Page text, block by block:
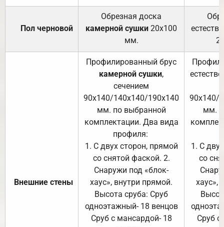
Пол черновой
Обрезная доска
камерной сушки 20х100
мм.
Внешние стены
Профилированный брус
камерной сушки,
сечением
90х140/140х140/190х140
мм. по выбранной
комплектации. Два вида
профиля:
1. С двух сторон, прямой
со снятой фаской. 2.
Снаружи под «блок-
хаус», внутри прямой.
Высота сруба: Сруб
одноэтажный- 18 венцов
Сруб с мансардой- 18
90х140/
мм.
1. С
со
хаус»,
Сруб с